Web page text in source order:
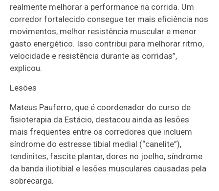
realmente melhorar a performance na corrida. Um
corredor fortalecido consegue ter mais eficiência nos
movimentos, melhor resistência muscular e menor
gasto energético. Isso contribui para melhorar ritmo,
velocidade e resistência durante as corridas”,
explicou.
Lesões
Mateus Pauferro, que é coordenador do curso de
fisioterapia da Estácio, destacou ainda as lesões
mais frequentes entre os corredores que incluem
síndrome do estresse tibial medial (“canelite”),
tendinites, fascite plantar, dores no joelho, síndrome
da banda iliotibial e lesões musculares causadas pela
sobrecarga.